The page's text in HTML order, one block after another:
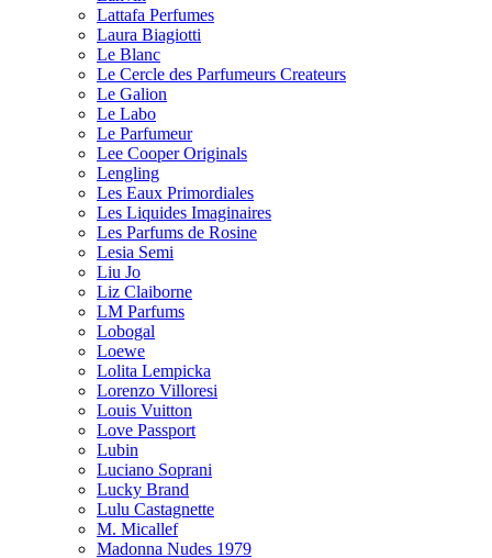
Lattafa Perfumes
Laura Biagiotti
Le Blanc
Le Cercle des Parfumeurs Createurs
Le Galion
Le Labo
Le Parfumeur
Lee Cooper Originals
Lengling
Les Eaux Primordiales
Les Liquides Imaginaires
Les Parfums de Rosine
Lesia Semi
Liu Jo
Liz Claiborne
LM Parfums
Lobogal
Loewe
Lolita Lempicka
Lorenzo Villoresi
Louis Vuitton
Love Passport
Lubin
Luciano Soprani
Lucky Brand
Lulu Castagnette
M. Micallef
Madonna Nudes 1979